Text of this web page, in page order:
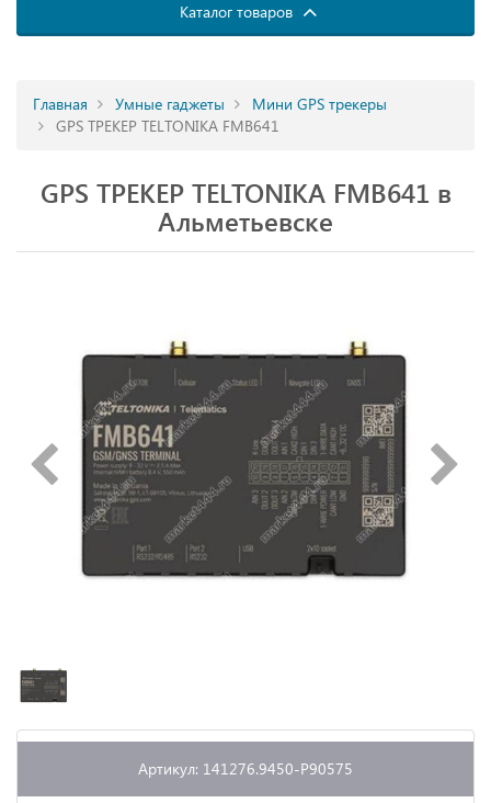
Каталог товаров
Главная Умные гаджеты
Мини GPS трекеры
GPS ТРЕКЕР TELTONIKA FMB641
GPS ТРЕКЕР TELTONIKA FMB641 в
Альметьевске
Артикул: 141276.9450-P90575